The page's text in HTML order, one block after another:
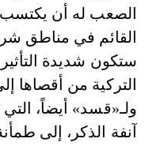
الصعب له أن يكتسب
القائم في مناطق
ستكون شديدة
التركية من أقصاها
ولـ«قسد» أيضاً،
آنفة الذكر، إلى